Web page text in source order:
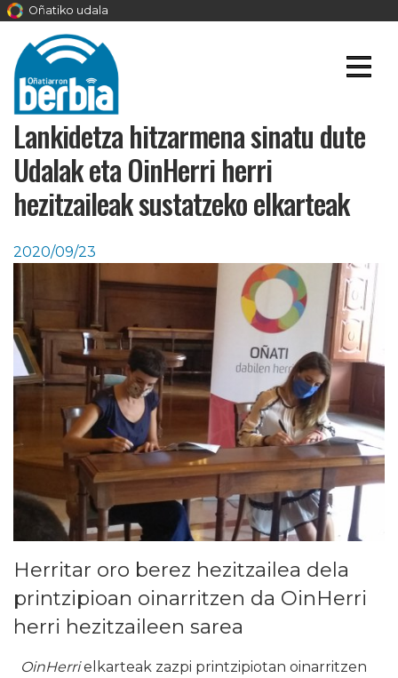
Oñatiko udala
Lankidetza hitzarmena sinatu dute
Udalak eta OinHerri herri
hezitzaileak sustatzeko elkarteak
2020/09/23
Herritar oro berez hezitzailea dela
printzipioan oinarritzen da OinHerri
herri hezitzaileen sarea
OinHerrielkarteak zazpi printzipiotan oinarritzen